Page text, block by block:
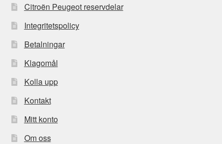
Citroën Peugeot reservdelar
Integritetspolicy
Betalningar
Klagomål
Kolla upp
Kontakt
Mitt konto
Om oss